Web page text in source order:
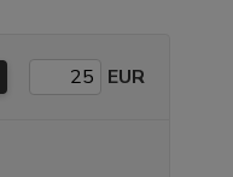
EUR